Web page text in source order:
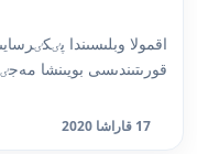
اقمولا وبلىسىندا
قورىتىندىسى بويىنشا
17 قاراشا 2020